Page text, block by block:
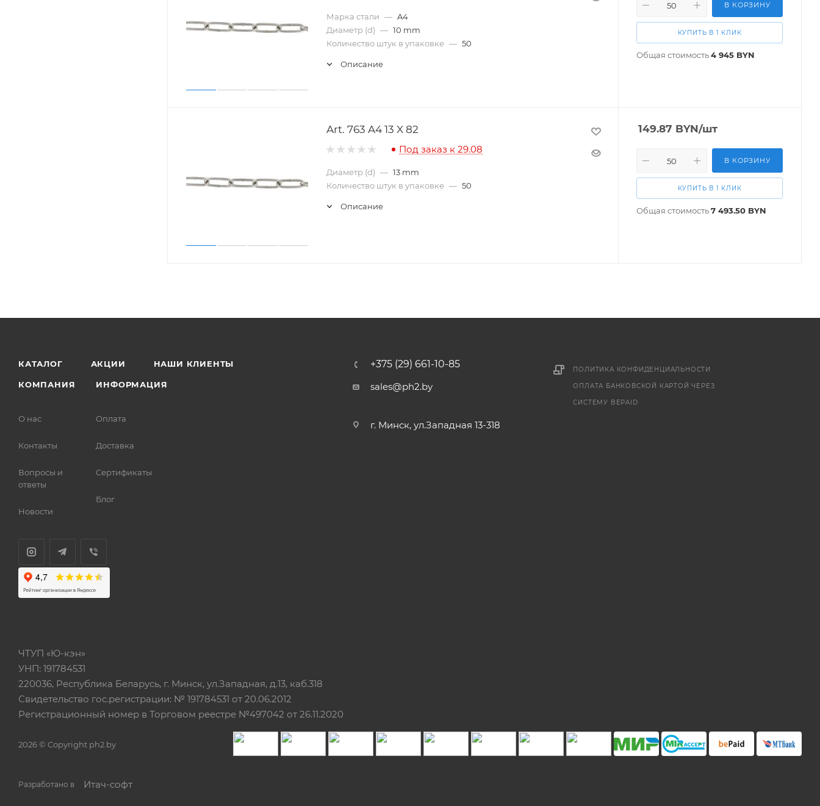
Марка стали — A4
Диаметр (d) — 10 mm
Количество штук в упаковке — 50
Описание
В КОРЗИНУ
КУПИТЬ В 1 КЛИК
Общая стоимость4 945 BYN
Art. 763 A4 13 X 82
Под заказ к 29.08
Диаметр (d) — 13 mm
Количество штук в упаковке — 50
Описание
149.87 BYN/шт
В КОРЗИНУ
КУПИТЬ В 1 КЛИК
Общая стоимость7 493.50 BYN
КАТАЛОГ АКЦИИ НАШИ КЛИЕНТЫ
КОМПАНИЯ
О нас
Контакты
Вопросы и
ответы
Новости
ИНФОРМАЦИЯ
Оплата
Доставка
Сертификаты
Блог
+375 (29) 661-10-85
sales@ph2.by
г. Минск, ул.Западная 13-318
ПОЛИТИКА КОНФИДЕНЦИАЛЬНОСТИ
ОПЛАТА БАНКОВСКОЙ КАРТОЙ ЧЕРЕЗ
СИСТЕМУ BEPAID
ЧТУП «Ю-кэн»
УНП: 191784531
220036, Республика Беларусь, г. Минск, ул.Западная, д.13, каб.318
Свидетельство гос.регистрации: № 191784531 от 20.06.2012
Регистрационный номер в Торговом реестре №497042 от 26.11.2020
2026 © Copyright ph2.by
Разработано в Итач-cофт